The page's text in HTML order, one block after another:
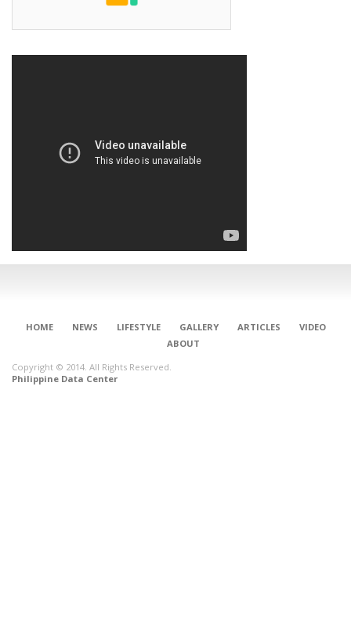
HOME NEWS LIFESTYLE GALLERY ARTICLES
VIDEO
ABOUT
Copyright © 2014. All Rights Reserved.
Philippine Data Center